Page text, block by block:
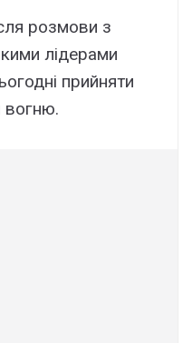
розмови з
лідерами
прийняти
вогню.